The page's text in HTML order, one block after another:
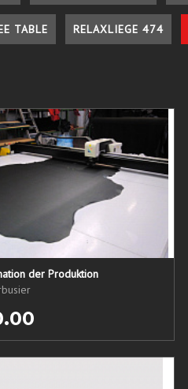
TABLE RELAXLIEGE 474
der Produktion